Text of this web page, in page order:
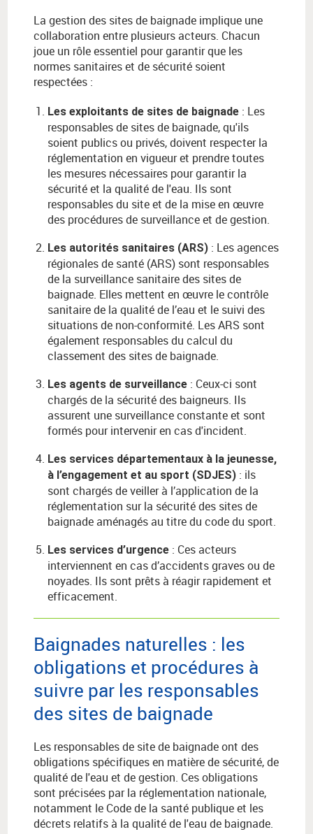
La gestion des sites de baignade implique une
collaboration entre plusieurs acteurs. Chacun
joue un rôle essentiel pour garantir que les
normes sanitaires et de sécurité soient
respectées :
Les exploitants de sites de baignade : Les
responsables de sites de baignade, qu'ils
soient publics ou privés, doivent respecter la
réglementation en vigueur et prendre toutes
les mesures nécessaires pour garantir la
sécurité et la qualité de l'eau. Ils sont
responsables du site et de la mise en œuvre
des procédures de surveillance et de gestion.
Les autorités sanitaires (ARS) : Les agences
régionales de santé (ARS) sont responsables
de la surveillance sanitaire des sites de
baignade. Elles mettent en œuvre le contrôle
sanitaire de la qualité de l’eau et le suivi des
situations de non-conformité. Les ARS sont
également responsables du calcul du
classement des sites de baignade.
Les agents de surveillance : Ceux-ci sont
chargés de la sécurité des baigneurs. Ils
assurent une surveillance constante et sont
formés pour intervenir en cas d'incident.
Les services départementaux à la jeunesse,
à l’engagement et au sport (SDJES) : ils
sont chargés de veiller à l’application de la
réglementation sur la sécurité des sites de
baignade aménagés au titre du code du sport.
Les services d’urgence : Ces acteurs
interviennent en cas d’accidents graves ou de
noyades. Ils sont prêts à réagir rapidement et
efficacement.
Baignades naturelles : les
obligations et procédures à
suivre par les responsables
des sites de baignade
Les responsables de site de baignade ont des
obligations spécifiques en matière de sécurité, de
qualité de l'eau et de gestion. Ces obligations
sont précisées par la réglementation nationale,
notamment le Code de la santé publique et les
décrets relatifs à la qualité de l'eau de baignade.